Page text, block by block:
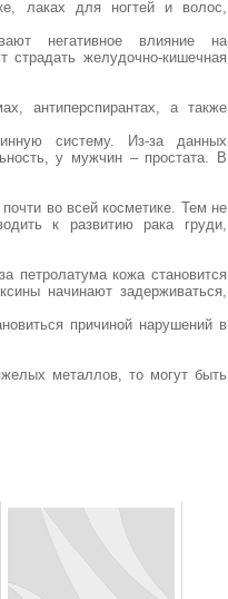
лаках для ногтей и волос,
негативное влияние на
страдать желудочно-кишечная
антиперспирантах, а также
систему. Из-за данных
у мужчин – простата. В
во всей косметике. Тем не
к развитию рака груди,
петролатума кожа становится
начинают задерживаться,
причиной нарушений в
металлов, то могут быть